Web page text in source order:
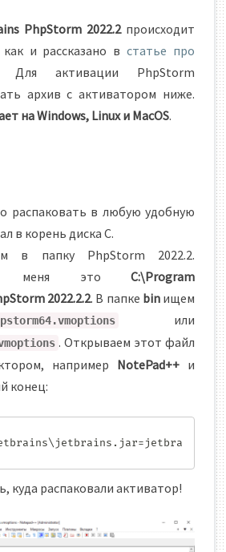
PhpStorm 2022.2происходит
и рассказано встатье про
Для активации PhpStorm
архив с активатором ниже.
на Windows, Linux и MacOS.
распаковать в любую удобную
в корень диска C.
в папку PhpStorm 2022.2.
у меня это C:\Program
2022.2.2. В папке bin ищем
или
. Открываем этот файл
например NotePad++ и
конец:
куда распаковали активатор!